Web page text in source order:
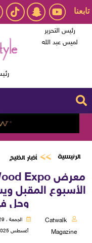
تابعنا
رئيس التحرير
لميس عبد الله
الرئيسية أخبار الخليج
وحل
Catwalk
Magazine
أغسطس 2025